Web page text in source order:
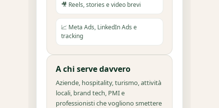
🎥 Reels, stories e video brevi
📈 Meta Ads, LinkedIn Ads e
tracking
A chi serve davvero
Aziende, hospitality, turismo, attività
locali, brand tech, PMI e
professionisti che vogliono smettere